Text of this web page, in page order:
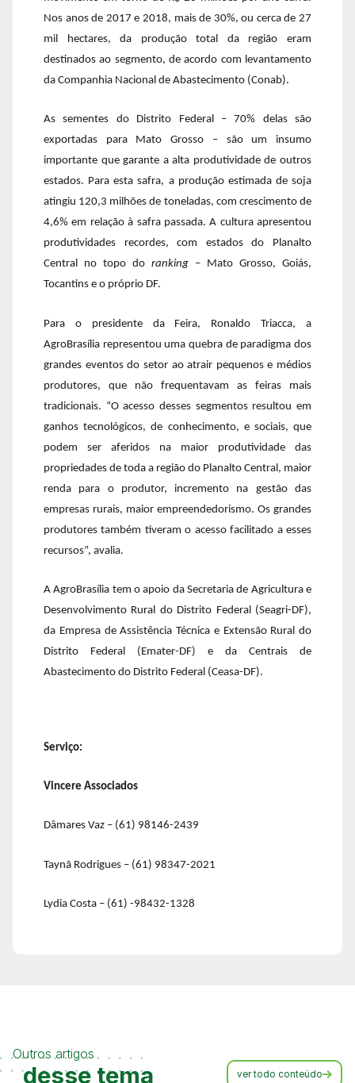
Nos anos de 2017 e 2018, mais de 30%, ou cerca de 27
mil hectares, da produção total da região eram
destinados ao segmento, de acordo com levantamento
da Companhia Nacional de Abastecimento (Conab).
As sementes do Distrito Federal – 70% delas são
exportadas para Mato Grosso – são um insumo
importante que garante a alta produtividade de outros
estados. Para esta safra, a produção estimada de soja
atingiu 120,3 milhões de toneladas, com crescimento de
4,6% em relação à safra passada. A cultura apresentou
produtividades recordes, com estados do Planalto
Central no topo do ranking – Mato Grosso, Goiás,
Tocantins e o próprio DF.
Para o presidente da Feira, Ronaldo Triacca, a
AgroBrasília representou uma quebra de paradigma dos
grandes eventos do setor ao atrair pequenos e médios
produtores, que não frequentavam as feiras mais
tradicionais. “O acesso desses segmentos resultou em
ganhos tecnológicos, de conhecimento, e sociais, que
podem ser aferidos na maior produtividade das
propriedades de toda a região do Planalto Central, maior
renda para o produtor, incremento na gestão das
empresas rurais, maior empreendedorismo. Os grandes
produtores também tiveram o acesso facilitado a esses
recursos”, avalia.
A AgroBrasília tem o apoio da Secretaria de Agricultura e
Desenvolvimento Rural do Distrito Federal (Seagri-DF),
da Empresa de Assistência Técnica e Extensão Rural do
Distrito Federal (Emater-DF) e da Centrais de
Abastecimento do Distrito Federal (Ceasa-DF).
Serviço:
Vincere Associados
Dâmares Vaz – (61) 98146-2439
Taynã Rodrigues – (61) 98347-2021
Lydia Costa – (61) -98432-1328
Outros artigos
desse tema ver todo conteúdo